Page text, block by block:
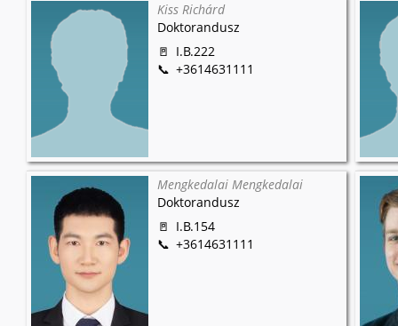
Kiss Richárd
Doktorandusz
I.B.222
+3614631111
Mengkedalai Mengkedalai
Doktorandusz
I.B.154
+3614631111